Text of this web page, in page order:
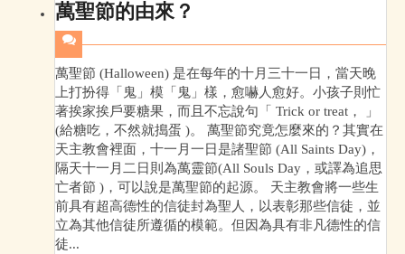
萬聖節的由來？
萬聖節 (Halloween) 是在每年的十月三十一日，當天晚
上打扮得「鬼」模「鬼」樣，愈嚇人愈好。小孩子則忙
著挨家挨戶要糖果，而且不忘說句「 Trick or treat， 」
(給糖吃，不然就搗蛋 )。 萬聖節究竟怎麼來的？其實在
天主教會裡面，十一月一日是諸聖節 (All Saints Day)，
隔天十一月二日則為萬靈節(All Souls Day，或譯為追思
亡者節 )，可以說是萬聖節的起源。 天主教會將一些生
前具有超高德性的信徒封為聖人，以表彰那些信徒，並
立為其他信徒所遵循的模範。但因為具有非凡德性的信
徒...